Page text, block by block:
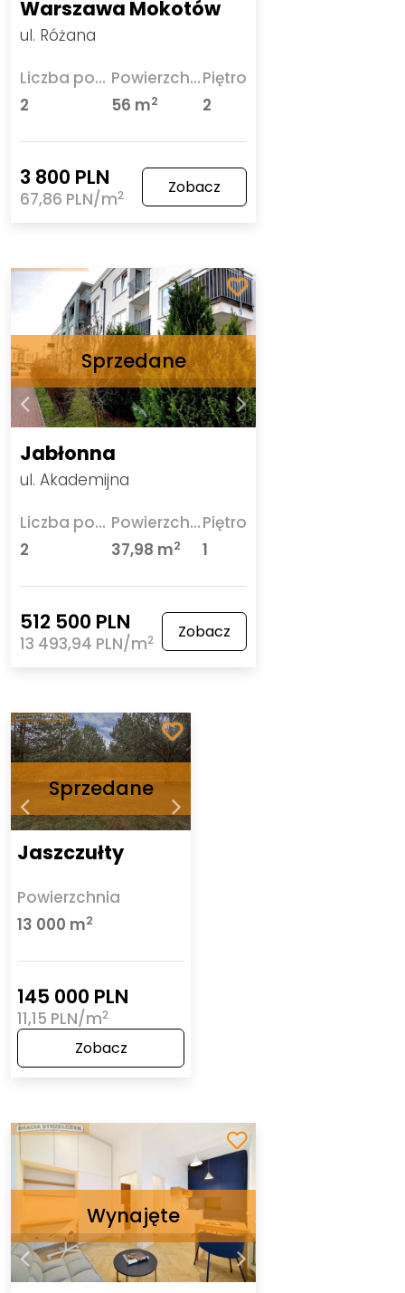
Warszawa Mokotów
ul. Różana
Liczba pokoi
2
Powierzchnia
56 m2
Piętro
2
3 800 PLN
67,86 PLN/m2 Zobacz
Jabłonna
ul. Akademijna
Liczba pokoi
2
Powierzchnia
37,98 m2
Piętro
1
512 500 PLN
13 493,94 PLN/m2 Zobacz
Jaszczułty
Powierzchnia
13 000 m2
145 000 PLN
11,15 PLN/m2
Zobacz